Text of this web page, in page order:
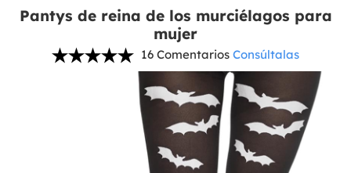
Pantys de reina de los murciélagos para
mujer
16 Comentarios Consúltalas